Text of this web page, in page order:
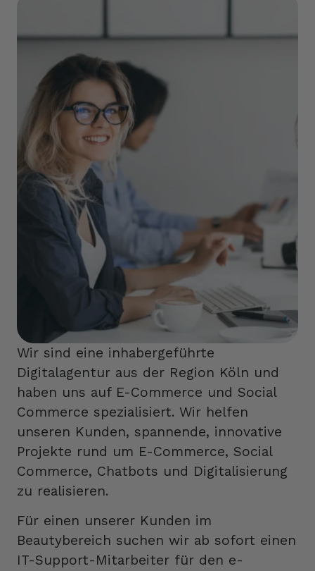
Wir sind eine inhabergeführte
Digitalagentur aus der Region Köln und
haben uns auf E-Commerce und Social
Commerce spezialisiert. Wir helfen
unseren Kunden, spannende, innovative
Projekte rund um E-Commerce, Social
Commerce, Chatbots und Digitalisierung
zu realisieren.
Für einen unserer Kunden im
Beautybereich suchen wir ab sofort einen
IT-Support-Mitarbeiter für den e-